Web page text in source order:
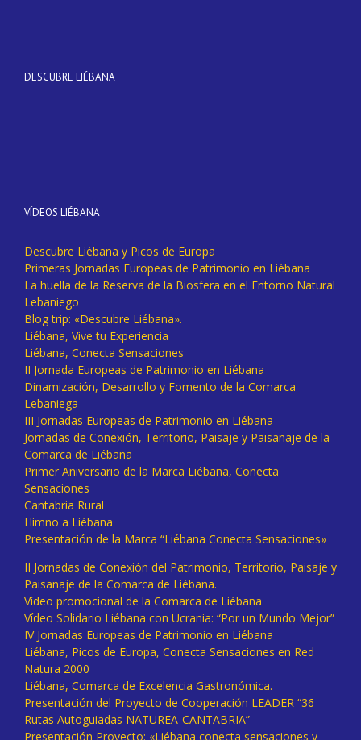
DESCUBRE LIÉBANA
VÍDEOS LIÉBANA
Descubre Liébana y Picos de Europa
Primeras Jornadas Europeas de Patrimonio en Liébana
La huella de la Reserva de la Biosfera en el Entorno Natural
Lebaniego
Blog trip: «Descubre Liébana».
Liébana, Vive tu Experiencia
Liébana, Conecta Sensaciones
II Jornada Europeas de Patrimonio en Liébana
Dinamización, Desarrollo y Fomento de la Comarca
Lebaniega
III Jornadas Europeas de Patrimonio en Liébana
Jornadas de Conexión, Territorio, Paisaje y Paisanaje de la
Comarca de Liébana
Primer Aniversario de la Marca Liébana, Conecta
Sensaciones
Cantabria Rural
Himno a Liébana
Presentación de la Marca “Liébana Conecta Sensaciones»
II Jornadas de Conexión del Patrimonio, Territorio, Paisaje y
Paisanaje de la Comarca de Liébana.
Vídeo promocional de la Comarca de Liébana
Vídeo Solidario Liébana con Ucrania: “Por un Mundo Mejor”
IV Jornadas Europeas de Patrimonio en Liébana
Liébana, Picos de Europa, Conecta Sensaciones en Red
Natura 2000
Liébana, Comarca de Excelencia Gastronómica.
Presentación del Proyecto de Cooperación LEADER “36
Rutas Autoguiadas NATUREA-CANTABRIA”
Presentación Proyecto: «Liébana conecta sensaciones y